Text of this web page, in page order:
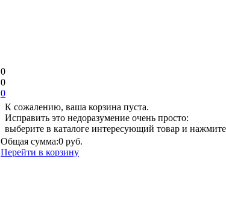
0
0
0
К сожалению, ваша корзина пуста.
Исправить это недоразумение очень просто:
выберите в каталоге интересующий товар и
Общая сумма:0 руб.
Перейти в корзину